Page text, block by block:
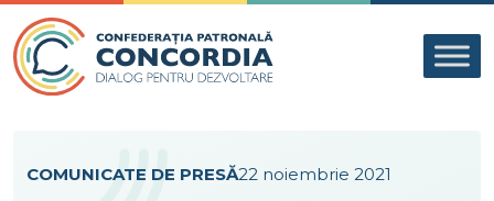
Skip to content
COMUNICATE DE PRESĂ22 noiembrie 2021